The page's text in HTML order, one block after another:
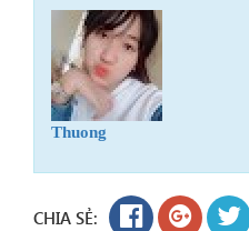
Thuong
CHIA SẺ: